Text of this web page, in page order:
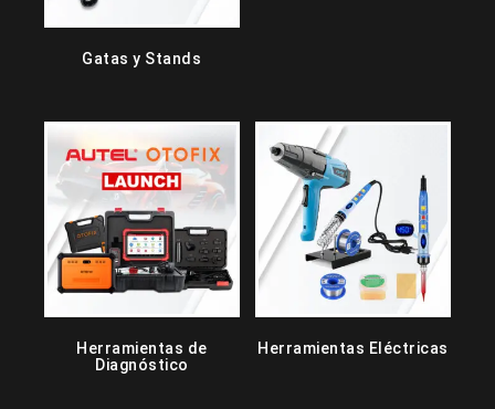
Gatas y Stands
Herramientas de
Diagnóstico
Herramientas Eléctricas